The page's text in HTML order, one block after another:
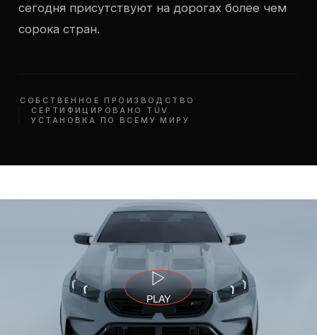
сегодня присутствуют на дорогах более чем
сорока стран.
СОБСТВЕННОЕ ПРОИЗВОДСТВО
СЕРТИФИЦИРОВАНО TÜV
УСТАНОВКА ПО ВСЕМУ МИРУ
PLAY